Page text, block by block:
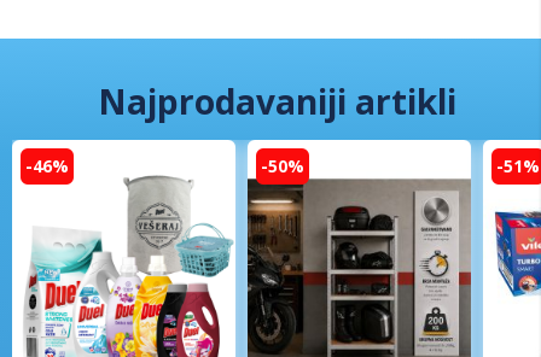
Najprodavaniji artikli
-46% -50% -51%